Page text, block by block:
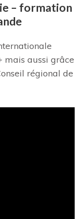
– formation
mais aussi grâce
régional de